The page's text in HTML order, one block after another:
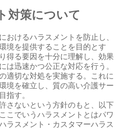
対策について
おけるハラスメントを防止し、
境を提供することを目的とす
得る要因を十分に理解し、効果
は迅速かつ公正な対応を行う。
適切な対処を実施する。これに
境を確立し、質の高い介護サー
指す。
さないという方針のもと、以下
こでいうハラスメントとはパワ
ラスメント・カスタマーハラス